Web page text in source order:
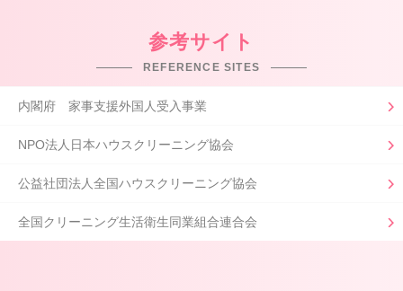
参考サイト
REFERENCE SITES
内閣府 家事支援外国人受入事業
NPO法人日本ハウスクリーニング協会
公益社団法人全国ハウスクリーニング協会
全国クリーニング生活衛生同業組合連合会